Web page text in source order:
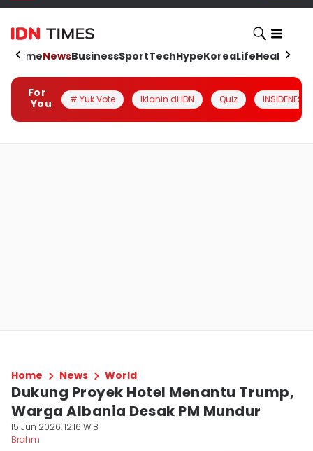
HomeNewsBusinessSportTechHypeKoreaLifeHealth
For
You
# Yuk Vote Iklanin di IDN Quiz INSIDENESIA
Home News World
Dukung Proyek Hotel Menantu Trump,
Warga Albania Desak PM Mundur
15 Jun 2026, 12:16 WIB
Brahm